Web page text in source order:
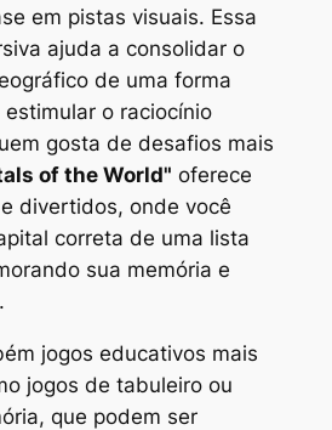
em pistas visuais. Essa
ajuda a consolidar o
de uma forma
o raciocínio
gosta de desafios mais
of the World" oferece
divertidos, onde você
correta de uma lista
sua memória e
jogos educativos mais
jogos de tabuleiro ou
que podem ser